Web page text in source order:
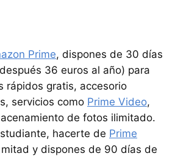
Prime, dispones de 30 días
36 euros al año) para
rápidos gratis, accesorio
servicios como Prime Video,
de fotos ilimitado.
hacerte de Prime
y dispones de 90 días de